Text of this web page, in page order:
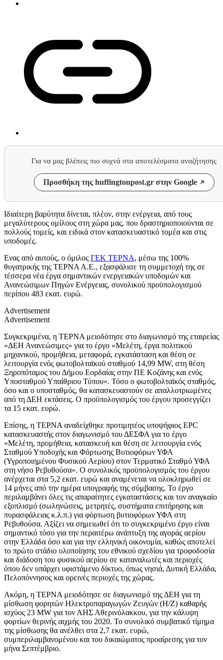
Για να μας βλέπεις πιο συχνά στα αποτελέσματα αναζήτησης
Προσθήκη της huffingtonpost.gr στην Google
Ιδιαίτερη βαρύτητα δίνεται, πλέον, στην ενέργεια, από τους
μεγαλύτερους ομίλους στη χώρα μας, που δραστηριοποιούνται σε
πολλούς τομείς, και ειδικά στον κατασκευαστικό τομέα και στις
υποδομές.
Ενας από αυτούς, ο όμιλος ΓΕΚ ΤΕΡΝΑ, μέσω της 100%
θυγατρικής της ΤΕΡΝΑ Α.Ε., εξασφάλισε τη συμμετοχή της σε
τέσσερα νέα έργα σημαντικών ενεργειακών υποδομών και
Ανανεώσιμων Πηγών Ενέργειας, συνολικού προϋπολογισμού
περίπου 483 εκατ. ευρώ.
Advertisement
Advertisement
Συγκεκριμένα, η ΤΕΡΝΑ μειοδότησε στο διαγωνισμό της εταιρείας
«ΔΕΗ Ανανεώσιμες» για το έργο «Μελέτη, έργα πολιτικού
μηχανικού, προμήθεια, μεταφορά, εγκατάσταση και θέση σε
λειτουργία ενός φωτοβολταϊκού σταθμού 14,99 MW, στη θέση
Ξηροπόταμος του Δήμου Εορδαίας στην ΠΕ Κοζάνης και ενός
Υποσταθμού Υπαίθριου Τύπου». Τόσο ο φωτοβολταϊκός σταθμός,
όσο και ο υποσταθμός, θα κατασκευαστούν σε απαλλοτριωμένες
από τη ΔΕΗ εκτάσεις. Ο προϋπολογισμός του έργου προσεγγίζει
τα 15 εκατ. ευρώ.
Επίσης, η ΤΕΡΝΑ αναδείχθηκε προτιμητέος υποψήφιος EPC
κατασκευαστής στον διαγωνισμό του ΔΕΣΦΑ για το έργο
«Μελέτη, προμήθεια, κατασκευή και θέση σε λειτουργία ενός
Σταθμού Υποδοχής και Φόρτωσης Βυτιοφόρων ΥΦΑ
(Υγροποιημένου Φυσικού Αερίου) στον Τερματικό Σταθμό ΥΦΑ
στη νήσο Ρεβυθούσα». Ο συνολικός προϋπολογισμός του έργου
ανέρχεται στα 5,2 εκατ. ευρώ και αναμένεται να ολοκληρωθεί σε
14 μήνες από την ημέρα υπογραφής της σύμβασης. Το έργο
περιλαμβάνει όλες τις απαραίτητες εγκαταστάσεις και τον αναγκαίο
εξοπλισμό (σωληνώσεις, μετρητές, συστήματα επιτήρησης και
πυρασφάλειας κ.λ.π.) για φόρτωση βυτιοφόρων ΥΦΑ στη
Ρεβυθούσα. Αξίζει να σημειωθεί ότι το συγκεκριμένο έργο είναι
σημαντικό τόσο για την περαιτέρω ανάπτυξη της αγοράς αερίου
στην Ελλάδα όσο και για την ελληνική οικονομία, καθώς αποτελεί
το πρώτο στάδιο υλοποίησης του εθνικού σχεδίου για τροφοδοσία
και διάδοση του φυσικού αερίου σε καταναλωτές και περιοχές
όπου δεν υπάρχει υφιστάμενο δίκτυο, όπως νησιά, Δυτική Ελλάδα,
Πελοπόννησος και ορεινές περιοχές της χώρας.
Ακόμη, η ΤΕΡΝΑ μειοδότησε σε διαγωνισμό της ΔΕΗ για τη
μίσθωση φορητών Ηλεκτροπαραγωγών Ζευγών (Η/Ζ) καθαρής
ισχύος 23 MW για τον ΑΗΣ Αθερινόλακκου, για την κάλυψη
φορτίων θερινής αιχμής του 2020. Το συνολικό συμβατικό τίμημα
της μίσθωσης θα ανέλθει στα 2,7 εκατ. ευρώ,
συμπεριλαμβανομένου και του δικαιώματος προαίρεσης για τον
μήνα Σεπτέμβριο.